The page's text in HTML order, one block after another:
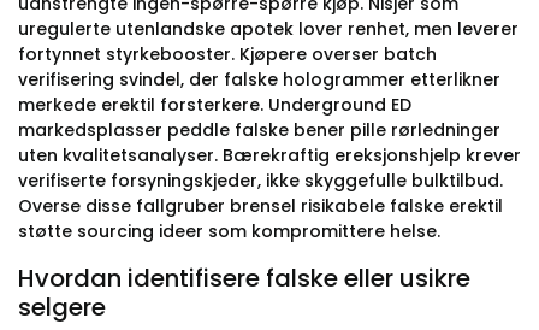
uregulerte utenlandske apotek lover renhet, men leverer
fortynnet styrkebooster. Kjøpere overser batch
verifisering svindel, der falske hologrammer etterlikner
merkede erektil forsterkere. Underground ED
markedsplasser peddle falske bener pille rørledninger
uten kvalitetsanalyser. Bærekraftig ereksjonshjelp krever
verifiserte forsyningskjeder, ikke skyggefulle bulktilbud.
Overse disse fallgruber brensel risikabele falske erektil
støtte sourcing ideer som kompromittere helse.
Hvordan identifisere falske eller usikre
selgere